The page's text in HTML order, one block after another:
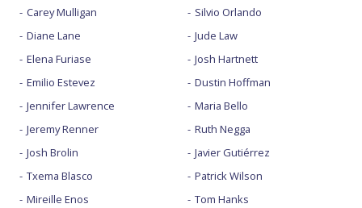
Carey Mulligan
Diane Lane
Elena Furiase
Emilio Estevez
Jennifer Lawrence
Jeremy Renner
Josh Brolin
Txema Blasco
Mireille Enos
Silvio Orlando
Jude Law
Josh Hartnett
Dustin Hoffman
Maria Bello
Ruth Negga
Javier Gutiérrez
Patrick Wilson
Tom Hanks